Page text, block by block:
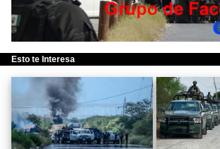
Esto te Interesa